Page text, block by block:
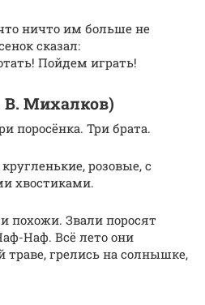
ничто им больше не
сказал:
Пойдем играть!
В. Михалков)
поросёнка. Три брата.
розовые, с
хвостиками.
похожи. Звали поросят
Наф. Всё лето они
траве, грелись на солнышке,